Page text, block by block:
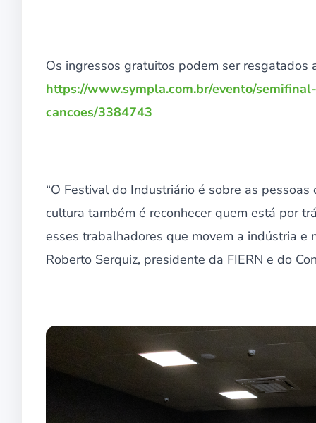
Os ingressos gratuitos podem ser resgatados
https://www.sympla.com.br/evento/
cancoes/3384743
“O Festival do Industriário é sobre as
cultura também é reconhecer quem está por
esses trabalhadores que movem a indústria e
Roberto Serquiz, presidente da FIERN e do